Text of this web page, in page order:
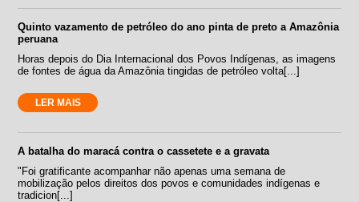
Quinto vazamento de petróleo do ano pinta de preto a Amazônia
peruana
Horas depois do Dia Internacional dos Povos Indígenas, as imagens
de fontes de água da Amazônia tingidas de petróleo volta[...]
LER MAIS
A batalha do maracá contra o cassetete e a gravata
"Foi gratificante acompanhar não apenas uma semana de
mobilização pelos direitos dos povos e comunidades indígenas e
tradicion[...]